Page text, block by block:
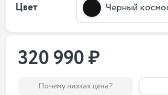
Цвет Черный
320 990 ₽
Почему низкая цена?